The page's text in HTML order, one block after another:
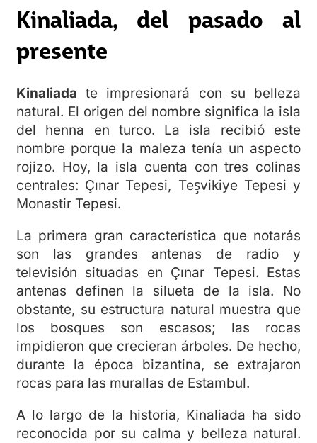
Kinaliada, del pasado al
presente
Kinaliada te impresionará con su belleza
natural. El origen del nombre significa la isla
del henna en turco. La isla recibió este
nombre porque la maleza tenía un aspecto
rojizo. Hoy, la isla cuenta con tres colinas
centrales: Çınar Tepesi, Teşvikiye Tepesi y
Monastir Tepesi.
La primera gran característica que notarás
son las grandes antenas de radio y
televisión situadas en Çınar Tepesi. Estas
antenas definen la silueta de la isla. No
obstante, su estructura natural muestra que
los bosques son escasos; las rocas
impidieron que crecieran árboles. De hecho,
durante la época bizantina, se extrajaron
rocas para las murallas de Estambul.
A lo largo de la historia, Kinaliada ha sido
reconocida por su calma y belleza natural.